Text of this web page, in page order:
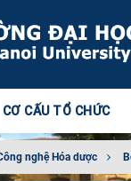
CƠ CẤU TỔ CHỨC
nghệ Hóa dược